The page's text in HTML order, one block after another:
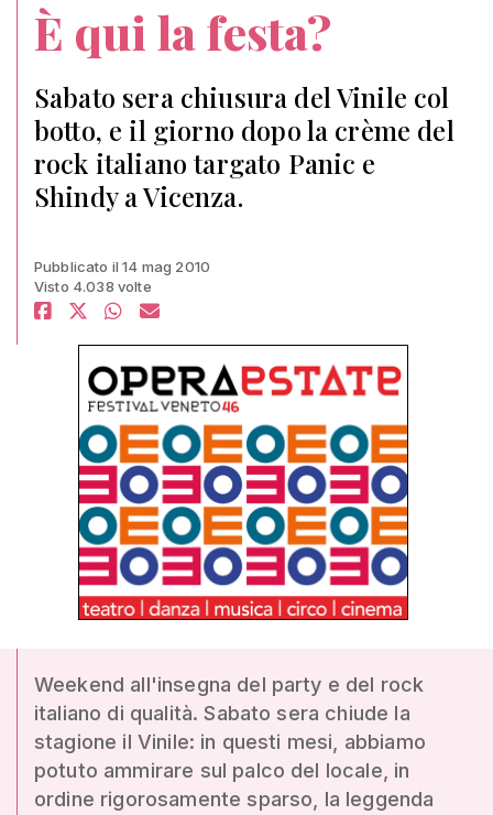
È qui la festa?
Sabato sera chiusura del Vinile col
botto, e il giorno dopo la crème del
rock italiano targato Panic e
Shindy a Vicenza.
Pubblicato il 14 mag 2010
Visto 4.038 volte
Weekend all'insegna del party e del rock
italiano di qualità. Sabato sera chiude la
stagione il Vinile: in questi mesi, abbiamo
potuto ammirare sul palco del locale, in
ordine rigorosamente sparso, la leggenda